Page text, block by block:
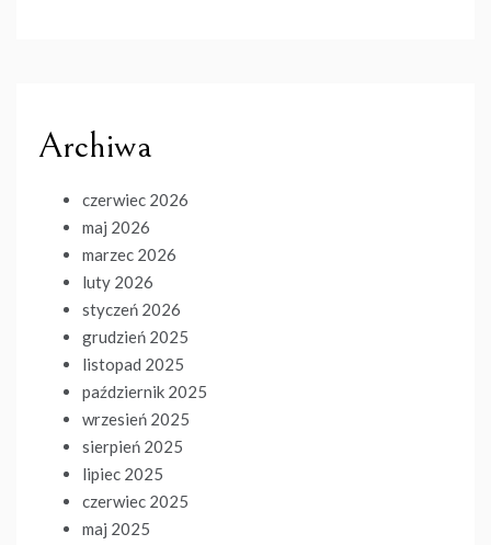
Archiwa
czerwiec 2026
maj 2026
marzec 2026
luty 2026
styczeń 2026
grudzień 2025
listopad 2025
październik 2025
wrzesień 2025
sierpień 2025
lipiec 2025
czerwiec 2025
maj 2025